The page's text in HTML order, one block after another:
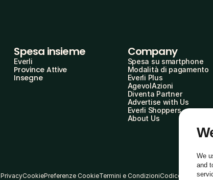
Spesa insieme
Everli
Province Attive
Insegne
Company
Spesa su smartphone
Modalità di pagamento
Everli Plus
AgevolAzioni
Diventa Partner
Advertise with Us
Everli Shoppers
About Us
PrivacyCookiePreferenze CookieTermini e CondizioniCodice Etico
We
and